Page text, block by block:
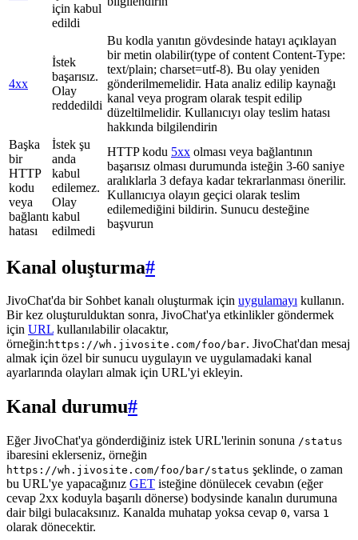
için kabul
edildi
4xx
İstek
başarısız.
Olay
reddedildi
Bu kodla yanıtın gövdesinde hatayı açıklayan
bir metin olabilir(type of content Content-Type:
text/plain; charset=utf-8). Bu olay yeniden
gönderilmemelidir. Hata analiz edilip kaynağı
kanal veya program olarak tespit edilip
düzeltilmelidir. Kullanıcıyı olay teslim hatası
hakkında bilgilendirin
Başka
bir
HTTP
kodu
veya
bağlantı
hatası
İstek şu
anda
kabul
edilemez.
Olay
kabul
edilmedi
HTTP kodu 5xx olması veya bağlantının
başarısız olması durumunda isteğin 3-60 saniye
aralıklarla 3 defaya kadar tekrarlanması önerilir.
Kullanıcıya olayın geçici olarak teslim
edilemediğini bildirin. Sunucu desteğine
başvurun
Kanal oluşturma#
JivoChat'da bir Sohbet kanalı oluşturmak için uygulamayı kullanın.
Bir kez oluşturulduktan sonra, JivoChat'ya etkinlikler göndermek
için URL kullanılabilir olacaktır,
örneğin: https://wh.jivosite.com/foo/bar. JivoChat'dan mesaj
almak için özel bir sunucu uygulayın ve uygulamadaki kanal
ayarlarında olayları almak için URL'yi ekleyin.
Kanal durumu#
Eğer JivoChat'ya gönderdiğiniz istek URL'lerinin sonuna /status
ibaresini eklerseniz, örneğin
https://wh.jivosite.com/foo/bar/status şeklinde, o zaman
bu URL'ye yapacağınız GET isteğine dönülecek cevabın (eğer
cevap 2xx koduyla başarılı dönerse) bodysinde kanalın durumuna
dair bilgi bulacaksınız. Kanalda muhatap yoksa cevap 0, varsa 1
olarak dönecektir.